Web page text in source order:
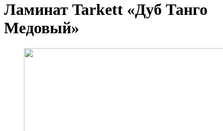
Ламинат Tarkett «Дуб Танго
Медовый»